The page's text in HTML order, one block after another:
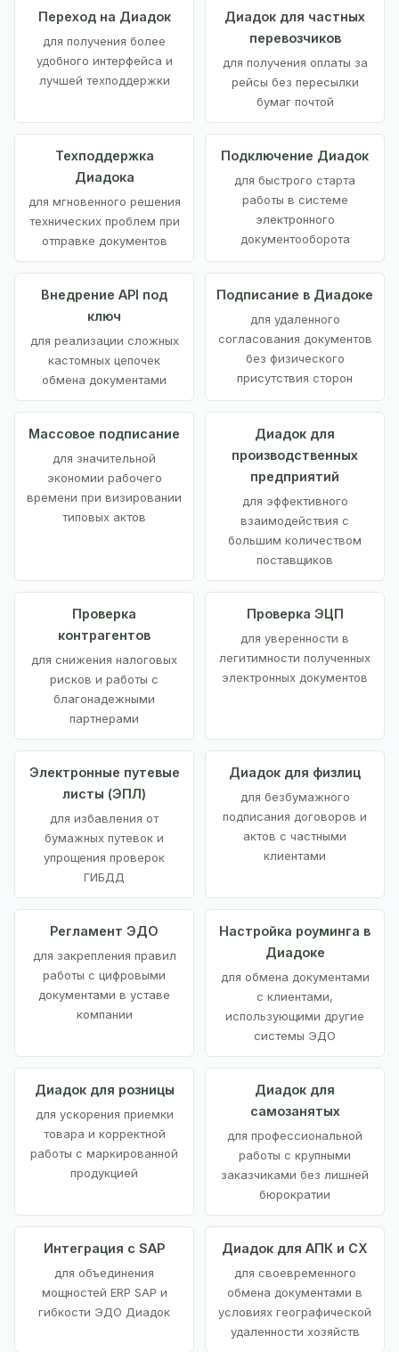
Переход на Диадок
для получения более
удобного интерфейса и
лучшей техподдержки
Диадок для частных
перевозчиков
для получения оплаты за
рейсы без пересылки
бумаг почтой
Техподдержка
Диадока
для мгновенного решения
технических проблем при
отправке документов
Подключение Диадок
для быстрого старта
работы в системе
электронного
документооборота
Внедрение API под
ключ
для реализации сложных
кастомных цепочек
обмена документами
Подписание в Диадоке
для удаленного
согласования документов
без физического
присутствия сторон
Массовое подписание
для значительной
экономии рабочего
времени при визировании
типовых актов
Диадок для
производственных
предприятий
для эффективного
взаимодействия с
большим количеством
поставщиков
Проверка
контрагентов
для снижения налоговых
рисков и работы с
благонадежными
партнерами
Проверка ЭЦП
для уверенности в
легитимности полученных
электронных документов
Электронные путевые
листы (ЭПЛ)
для избавления от
бумажных путевок и
упрощения проверок
ГИБДД
Диадок для физлиц
для безбумажного
подписания договоров и
актов с частными
клиентами
Регламент ЭДО
для закрепления правил
работы с цифровыми
документами в уставе
компании
Настройка роуминга в
Диадоке
для обмена документами
с клиентами,
использующими другие
системы ЭДО
Диадок для розницы
для ускорения приемки
товара и корректной
работы с маркированной
продукцией
Диадок для
самозанятых
для профессиональной
работы с крупными
заказчиками без лишней
бюрократии
Интеграция с SAP
для объединения
мощностей ERP SAP и
гибкости ЭДО Диадок
Диадок для АПК и СХ
для своевременного
обмена документами в
условиях географической
удаленности хозяйств